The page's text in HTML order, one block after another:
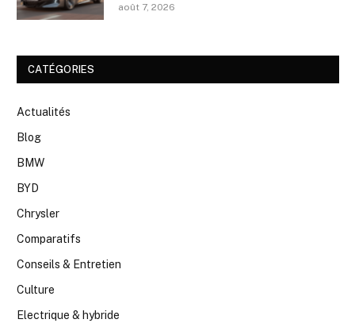
août 7, 2026
CATÉGORIES
Actualités
Blog
BMW
BYD
Chrysler
Comparatifs
Conseils & Entretien
Culture
Electrique & hybride